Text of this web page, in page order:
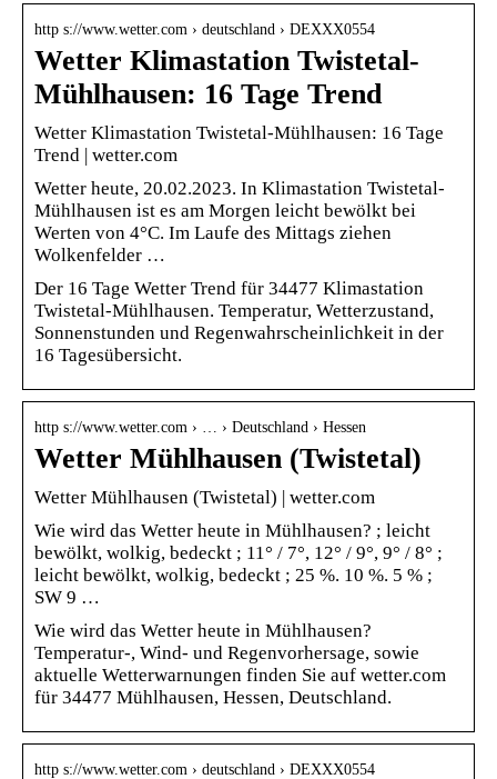
http s://www.wetter.com › deutschland › DEXXX0554
Wetter Klimastation Twistetal-
Mühlhausen: 16 Tage Trend
Wetter Klimastation Twistetal-Mühlhausen: 16 Tage
Trend | wetter.com
Wetter heute, 20.02.2023. In Klimastation Twistetal-
Mühlhausen ist es am Morgen leicht bewölkt bei
Werten von 4°C. Im Laufe des Mittags ziehen
Wolkenfelder …
Der 16 Tage Wetter Trend für 34477 Klimastation
Twistetal-Mühlhausen. Temperatur, Wetterzustand,
Sonnenstunden und Regenwahrscheinlichkeit in der
16 Tagesübersicht.
http s://www.wetter.com › … › Deutschland › Hessen
Wetter Mühlhausen (Twistetal)
Wetter Mühlhausen (Twistetal) | wetter.com
Wie wird das Wetter heute in Mühlhausen? ; leicht
bewölkt, wolkig, bedeckt ; 11° / 7°, 12° / 9°, 9° / 8° ;
leicht bewölkt, wolkig, bedeckt ; 25 %. 10 %. 5 % ;
SW 9 …
Wie wird das Wetter heute in Mühlhausen?
Temperatur-, Wind- und Regenvorhersage, sowie
aktuelle Wetterwarnungen finden Sie auf wetter.com
für 34477 Mühlhausen, Hessen, Deutschland.
http s://www.wetter.com › deutschland › DEXXX0554